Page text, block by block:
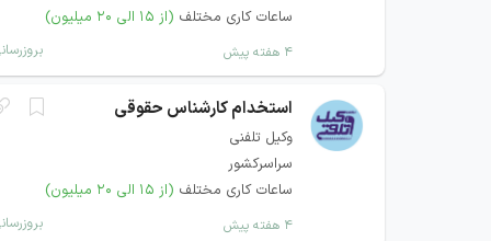
ساعات کاری مختلف (از ۱۵ الی ۲۰ میلیون)
۴ هفته پیش
استخدام کارشناس حقوقی
وکیل تلفنی
سراسرکشور
ساعات کاری مختلف (از ۱۵ الی ۲۰ میلیون)
۴ هفته پیش